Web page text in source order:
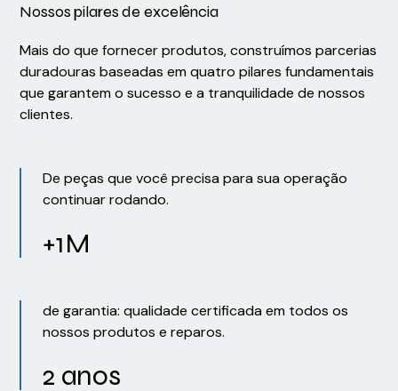
Nossos pilares de excelência
Mais do que fornecer produtos, construímos parcerias
duradouras baseadas em quatro pilares fundamentais
que garantem o sucesso e a tranquilidade de nossos
clientes.
De peças que você precisa para sua operação
continuar rodando.
+1M
de garantia: qualidade certificada em todos os
nossos produtos e reparos.
2 anos